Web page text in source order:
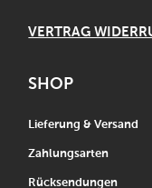
VERTRAG
SHOP
Lieferung & Versand
Zahlungsarten
Rücksendungen